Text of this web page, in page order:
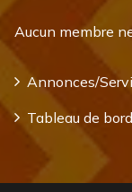
Aucun membre
Annonces/
Tableau de